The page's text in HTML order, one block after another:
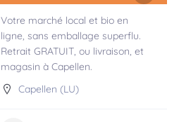
Votre marché local et bio en
ligne, sans emballage superflu.
Retrait GRATUIT, ou livraison, et
magasin à Capellen.
Capellen (LU)